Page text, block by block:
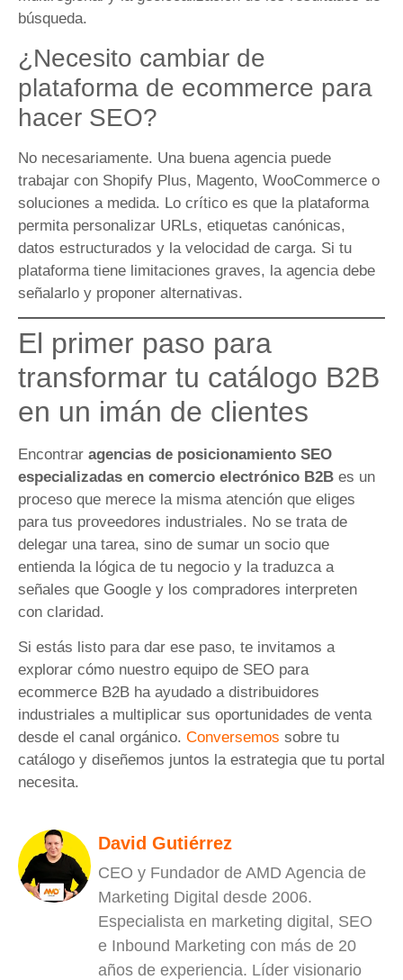
búsqueda.
¿Necesito cambiar de
plataforma de ecommerce para
hacer SEO?
No necesariamente. Una buena agencia puede
trabajar con Shopify Plus, Magento, WooCommerce o
soluciones a medida. Lo crítico es que la plataforma
permita personalizar URLs, etiquetas canónicas,
datos estructurados y la velocidad de carga. Si tu
plataforma tiene limitaciones graves, la agencia debe
señalarlo y proponer alternativas.
El primer paso para
transformar tu catálogo B2B
en un imán de clientes
Encontrar agencias de posicionamiento SEO
especializadas en comercio electrónico B2B es un
proceso que merece la misma atención que eliges
para tus proveedores industriales. No se trata de
delegar una tarea, sino de sumar un socio que
entienda la lógica de tu negocio y la traduzca a
señales que Google y los compradores interpreten
con claridad.
Si estás listo para dar ese paso, te invitamos a
explorar cómo nuestro equipo de SEO para
ecommerce B2B ha ayudado a distribuidores
industriales a multiplicar sus oportunidades de venta
desde el canal orgánico. Conversemos sobre tu
catálogo y diseñemos juntos la estrategia que tu portal
necesita.
David Gutiérrez
CEO y Fundador de AMD Agencia de
Marketing Digital desde 2006.
Especialista en marketing digital, SEO
e Inbound Marketing con más de 20
años de experiencia. Líder visionario